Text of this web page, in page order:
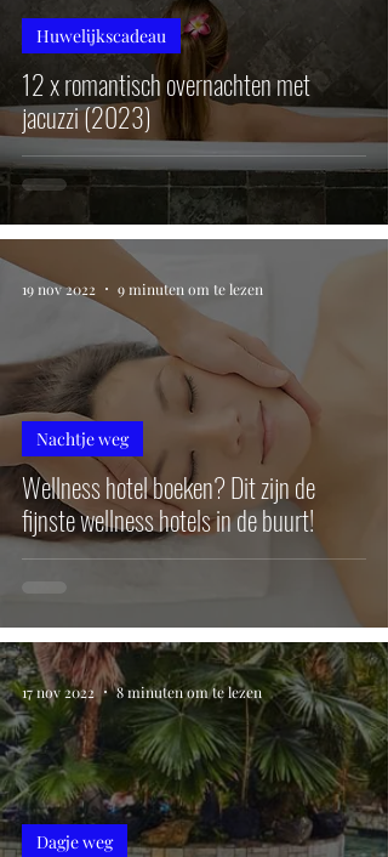
12 x romantisch overnachten met
jacuzzi (2023)
Huwelijkscadeau
Wellness hotel boeken? Dit zijn de
fijnste wellness hotels in de buurt!
Nachtje weg
19 nov 2022 9 minuten om te lezen
Dagje weg
17 nov 2022 8 minuten om te lezen